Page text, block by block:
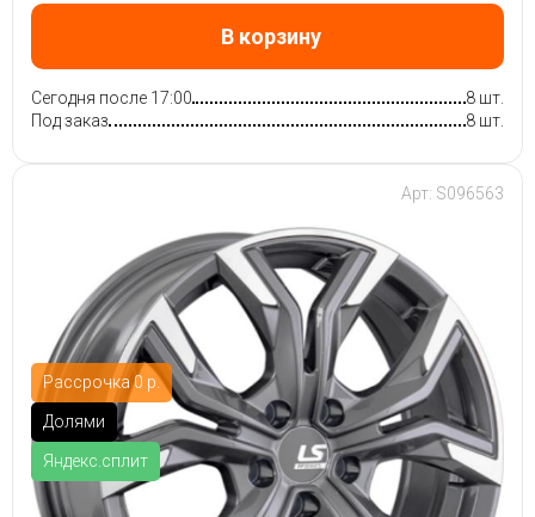
В корзину
Сегодня после 17:00
8 шт.
Под заказ
8 шт.
Рассрочка 0 р.
Долями
Яндекс.сплит
Арт: S096563